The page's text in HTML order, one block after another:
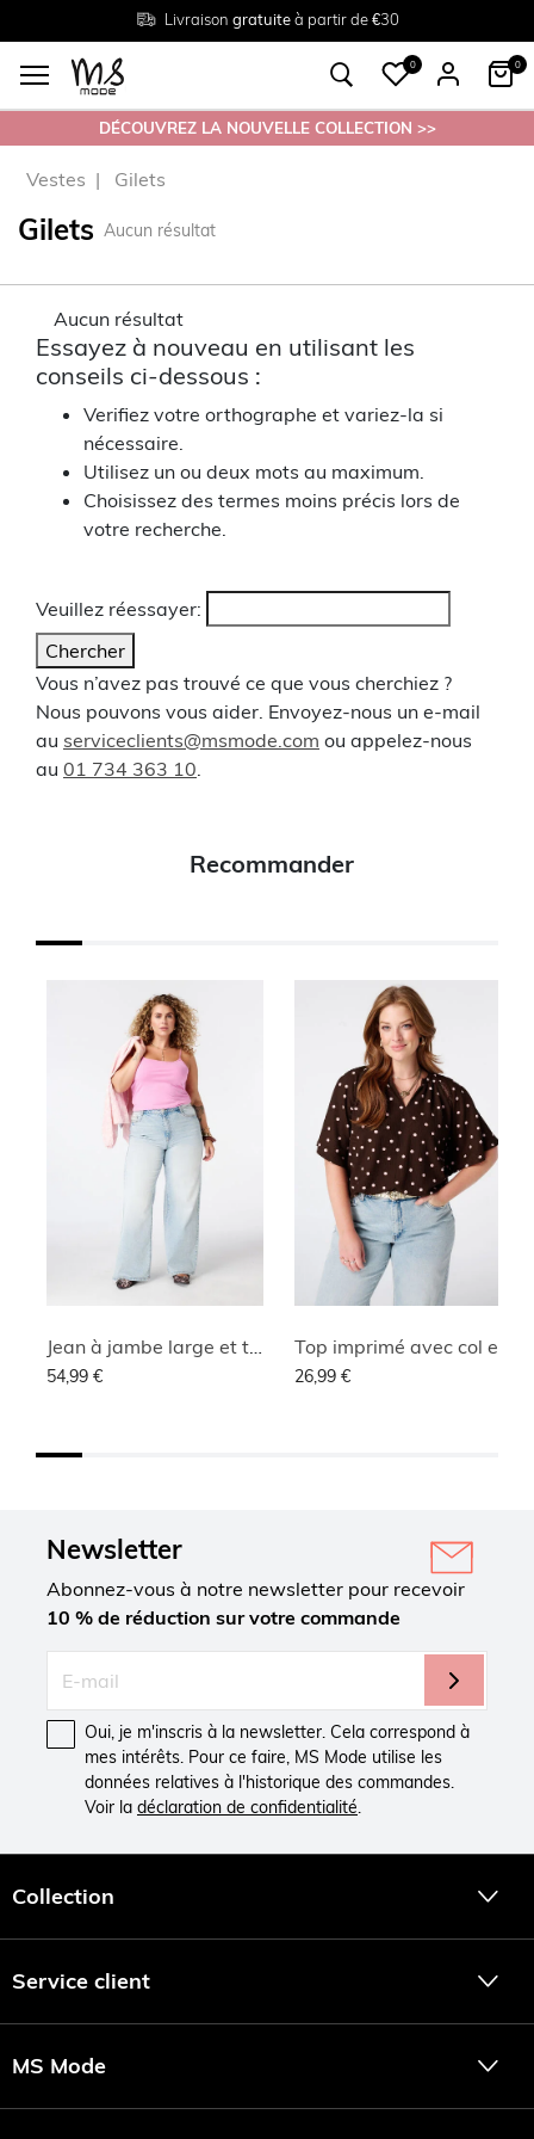
Livraison gratuiteà partir de €30
Tailles du38 au 54
Retourgratuit en magasin
0 0
DÉCOUVREZ LA NOUVELLE COLLECTION >>
Vestes Gilets
Gilets Aucun résultat
Aucun résultat
Essayez à nouveau en utilisant les
conseils ci-dessous :
Verifiez votre orthographe et variez-la si
nécessaire.
Utilisez un ou deux mots au maximum.
Choisissez des termes moins précis lors de
votre recherche.
Veuillez réessayer:
Chercher
Vous n’avez pas trouvé ce que vous cherchiez ?
Nous pouvons vous aider. Envoyez-nous un e-mail
au serviceclients@msmode.com ou appelez-nous
au 01 734 363 10
Recommander
54,99 € 26,99 €
Newsletter
Abonnez-vous à notre newsletter pour recevoir
10 % de réduction sur votre commande
Oui, je m'inscris à la newsletter. Cela correspond à
mes intérêts. Pour ce faire, MS Mode utilise les
données relatives à l'historique des commandes.
Voir la déclaration de confidentialité.
Collection
Service client
MS Mode